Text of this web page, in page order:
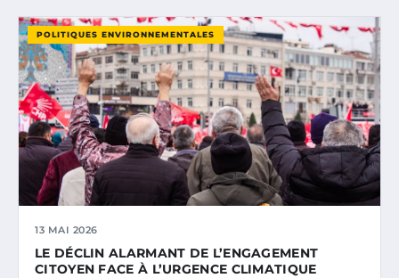
POLITIQUES ENVIRONNEMENTALES
13 MAI 2026
LE DÉCLIN ALARMANT DE L’ENGAGEMENT
CITOYEN FACE À L’URGENCE CLIMATIQUE